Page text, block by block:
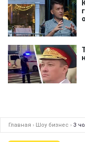
Главная › Шоу бизнес › З